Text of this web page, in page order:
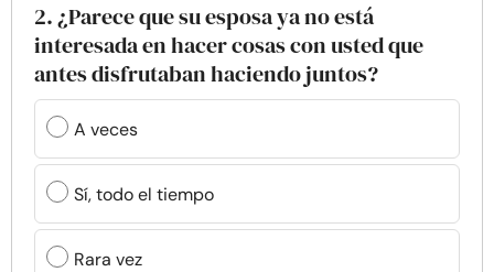
2. ¿Parece que su esposa ya no está
interesada en hacer cosas con usted que
antes disfrutaban haciendo juntos?
A veces
Sí, todo el tiempo
Rara vez